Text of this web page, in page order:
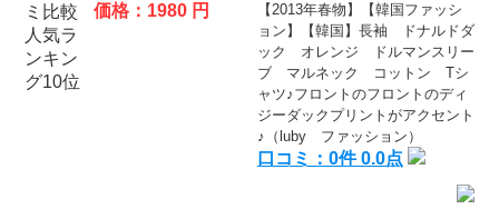
価格：1980 円
【2013年春物】【韓国ファッシ
ョン】【韓国】長袖 ドナルドダ
ック オレンジ ドルマンスリー
ブ マルネック コットン Tシ
ャツ♪フロントのフロントのディ
ジーダックプリントがアクセント
♪（luby ファッション）
口コミ：0件 0.0点